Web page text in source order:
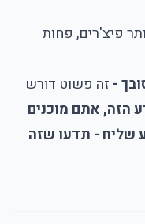
פיצ'רים, פחות
זה פשוט דורש
הזה, אתם מוכנים
שליח - תדעו שזה